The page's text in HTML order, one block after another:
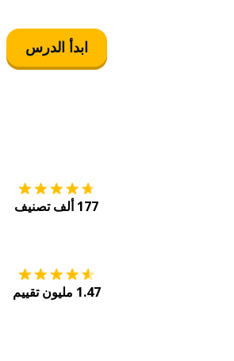
ابدأ الدرس
177 ألف تصنيف
1.47 مليون تقييم